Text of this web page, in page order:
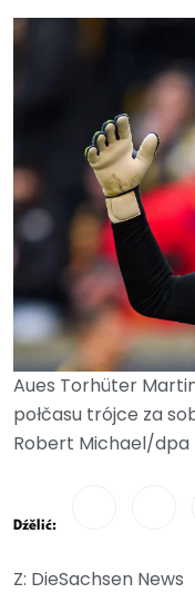
Aues Torhüter
połčasu trójce za
Robert Michael/dpa
Dźělić:
Z: DieSachsen News